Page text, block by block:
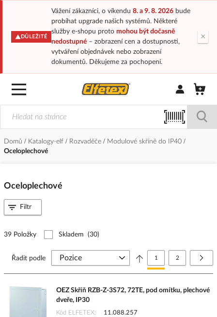
DŮLEŽITÉ
Vážení zákazníci, o víkendu 8. a 9. 8. 2026bude
probíhat upgrade našich systémů. Některé
služby e-shopu proto mohou být dočasně
nedostupné– zobrazení cen a dostupnosti,
vytváření objednávek nebo zobrazení
dokumentů. Děkujeme za pochopení.
×
Přihlásit/
Domů Katalogy-elf Rozvaděče
Modulové skříně do IP40
Oceloplechové
Oceloplechové
39 Položky Skladem (30)
Stránka
Právě si prohlížíte
1 Stránka
2
Řadit podle
OEZ Skříň RZB-Z-3S72, 72TE, pod omítku, plechové
dveře, IP30
Kód ELFETEX
11.088.257
Filtr